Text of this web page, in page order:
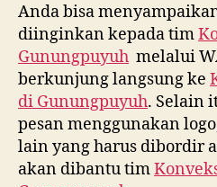
Anda bisa
diinginkan kepada tim
Gunungpuyuh melalui
berkunjung langsung ke
di Gunungpuyuh. Selain
pesan menggunakan
lain yang harus dibordir
akan dibantu tim